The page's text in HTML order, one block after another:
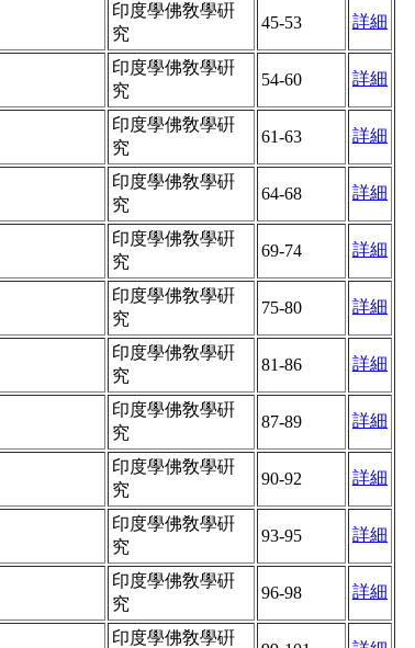
印度學佛敎學硏
究
45-53 詳細
印度學佛敎學硏
究
54-60 詳細
印度學佛敎學硏
究
61-63 詳細
印度學佛敎學硏
究
64-68 詳細
印度學佛敎學硏
究
69-74 詳細
印度學佛敎學硏
究
75-80 詳細
印度學佛敎學硏
究
81-86 詳細
印度學佛敎學硏
究
87-89 詳細
印度學佛敎學硏
究
90-92 詳細
印度學佛敎學硏
究
93-95 詳細
印度學佛敎學硏
究
96-98 詳細
印度學佛敎學硏